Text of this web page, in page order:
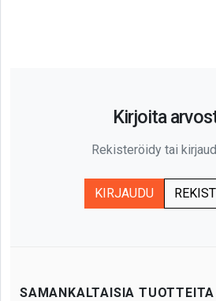
Kirjoita
Rekisteröidy tai
KIRJAUDU
SAMANKALTAISIA TUOTTEITA